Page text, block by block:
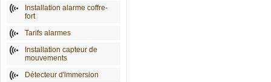
Installation alarme coffre-
fort
Tarifs alarmes
Installation capteur de
mouvements
Détecteur d'immersion